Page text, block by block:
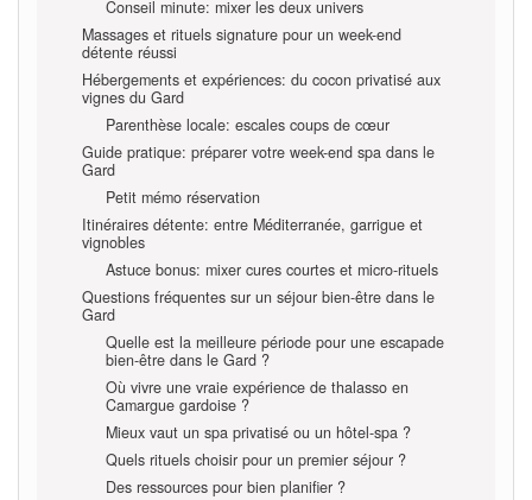
Conseil minute: mixer les deux univers
Massages et rituels signature pour un week-end
détente réussi
Hébergements et expériences: du cocon privatisé aux
vignes du Gard
Parenthèse locale: escales coups de cœur
Guide pratique: préparer votre week-end spa dans le
Gard
Petit mémo réservation
Itinéraires détente: entre Méditerranée, garrigue et
vignobles
Astuce bonus: mixer cures courtes et micro-rituels
Questions fréquentes sur un séjour bien-être dans le
Gard
Quelle est la meilleure période pour une escapade
bien-être dans le Gard ?
Où vivre une vraie expérience de thalasso en
Camargue gardoise ?
Mieux vaut un spa privatisé ou un hôtel-spa ?
Quels rituels choisir pour un premier séjour ?
Des ressources pour bien planifier ?